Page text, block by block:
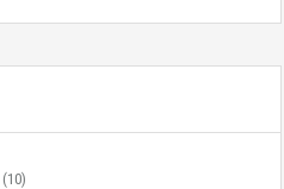
(10)